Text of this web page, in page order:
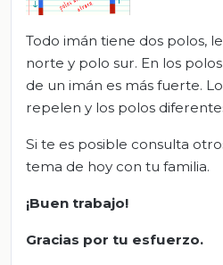
Todo imán tiene dos polos,
norte y polo sur. En los
de un imán es más fuerte.
repelen y los polos
Si te es posible consulta
tema de hoy con tu familia.
¡Buen trabajo!
Gracias por tu esfuerzo.